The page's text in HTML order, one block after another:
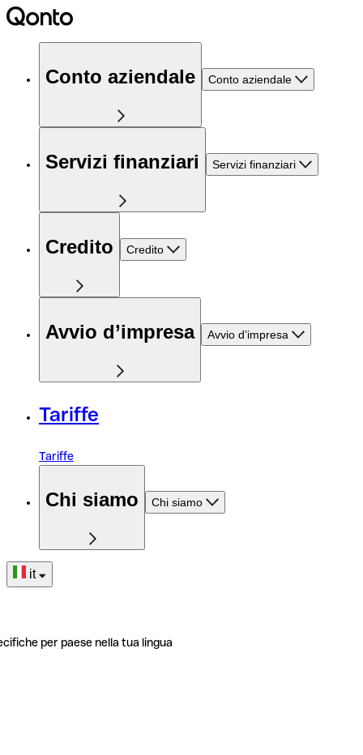
Conto aziendale Conto aziendale
Servizi finanziari Servizi finanziari
Credito Credito
Avvio d’impresa Avvio d’impresa
Tariffe
Tariffe
Chi siamo Chi siamo
it
per paese nella tua lingua